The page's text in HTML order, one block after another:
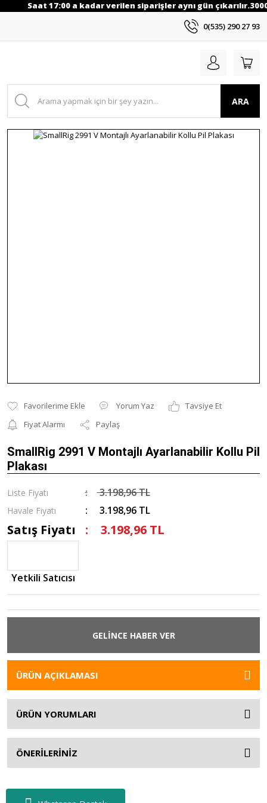
Saat 17:00 a kadar verilen siparişler aynı gün
0(535) 290 27 93
ARA
Yorum Yaz
Tavsiye Et
Fiyat Alarmı
Paylaş
SmallRig 2991 V Montajlı Ayarlanabilir Kollu Pil
Plakası
Liste Fiyatı 3.198,96 TL
Havale Fiyatı 3.198,96 TL
Satış Fiyatı 3.198,96 TL
Yetkili Satıcısı
GELİNCE HABER VER
ÜRÜN AÇIKLAMASI
ÜRÜN YORUMLARI
ÖNERİLERİNİZ